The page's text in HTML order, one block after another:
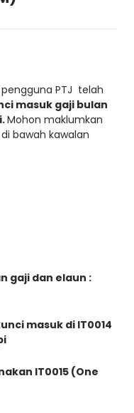
PTJ telah
masuk gaji bulan
Mohon maklumkan
bawah kawalan
dan elaun :
di IT0014
IT0015 (One